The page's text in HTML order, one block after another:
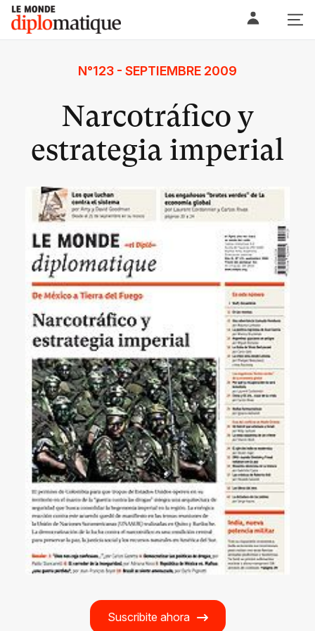
Skip
content
Le monde diplomatique
N°123 - SEPTIEMBRE 2009
Narcotráfico y
estrategia imperial
Suscribite ahora